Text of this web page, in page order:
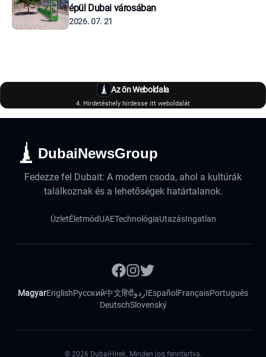
épül Dubai városában
2026. 07. 21
Az ön Weboldala
4. Hirdetéshely hirdesse itt weboldalát
DubaiNewsGroup
Fedezze fel Dubait: A modern csoda, ahol a kultúrák
találkoznak és a lehetőségek határtalanok.
ÜzletÉletmódUAETechnológiaUtazásIngatlan
MagyarEnglishРусский中文हिंदीاردوEspañol FrançaisPortuguês
DeutschSlovenský
© 2026 DubaiHirek. Minden jog fenntartva.